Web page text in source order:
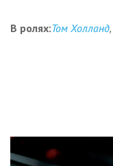
В ролях:Том Холланд,